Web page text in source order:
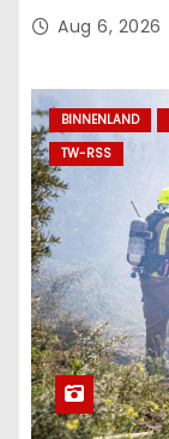
Aug 6, 2026
BINNENLAND
TW-RSS